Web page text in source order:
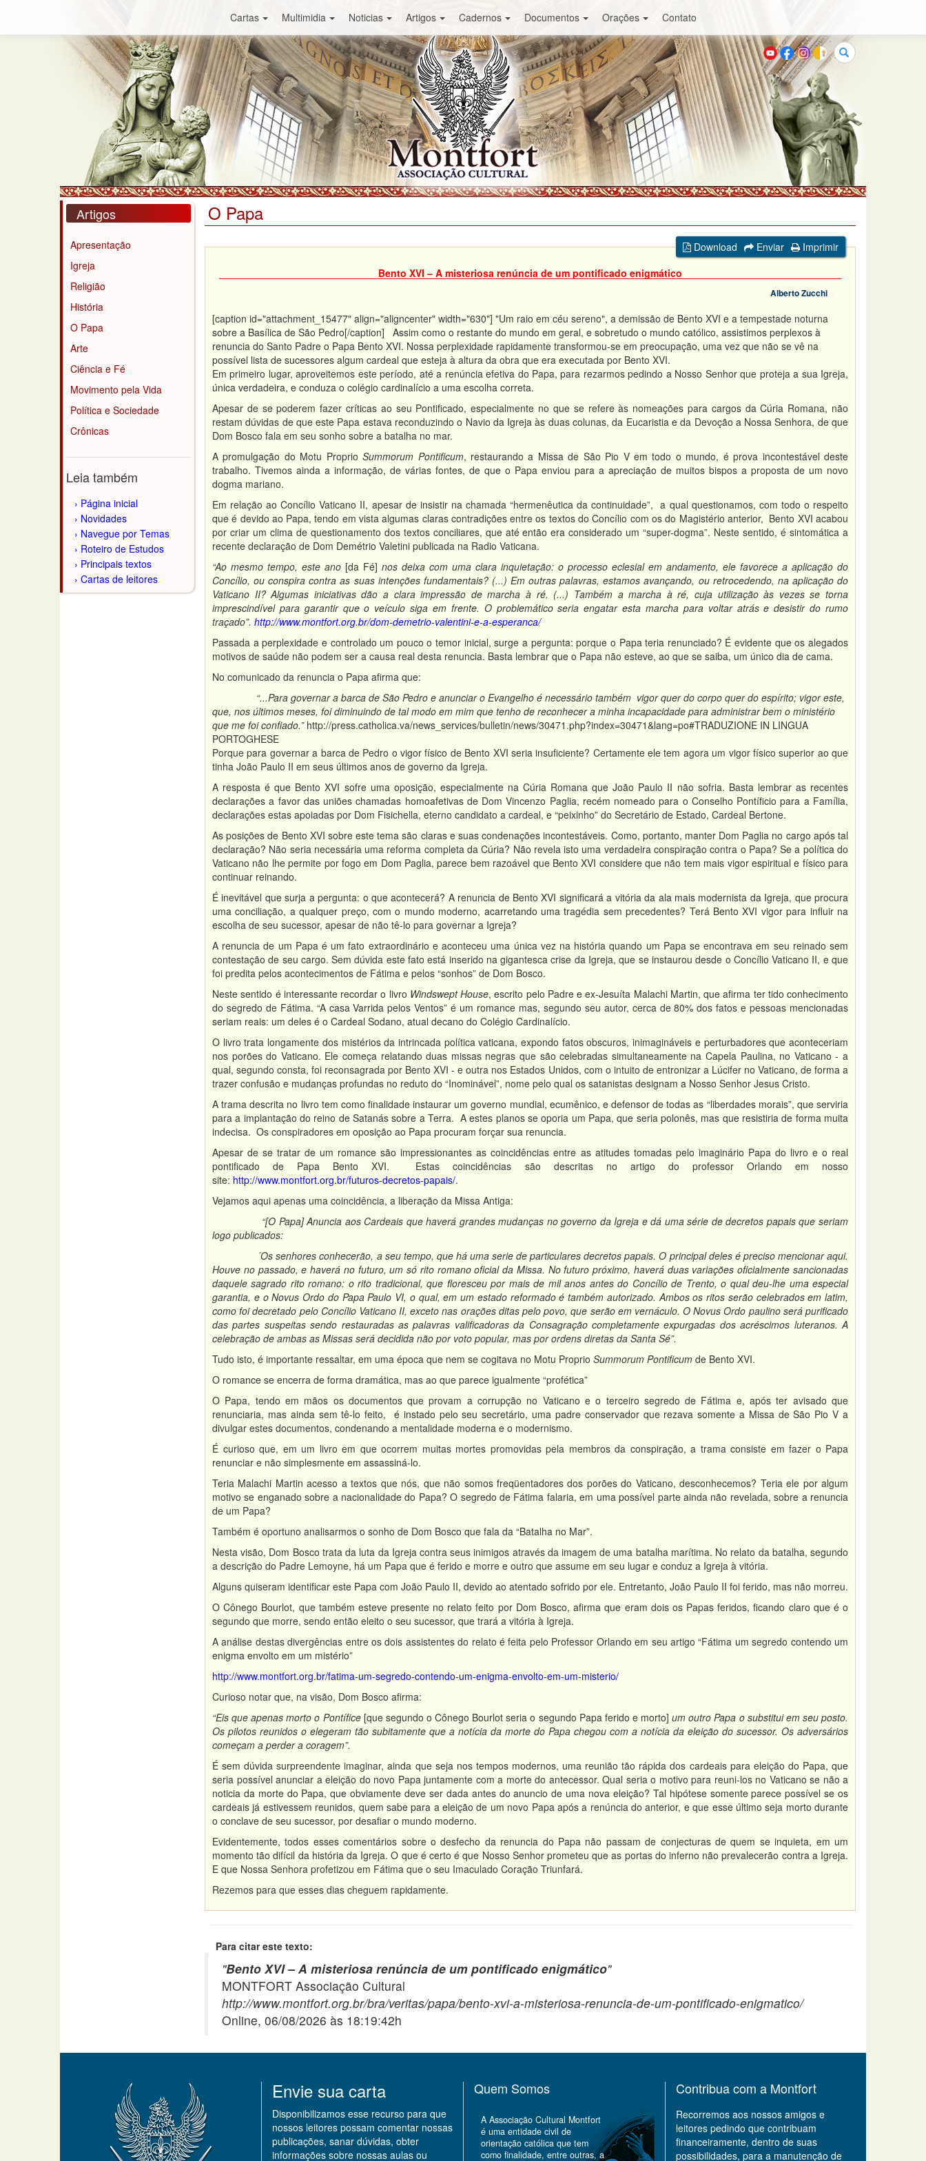
Cartas Multimidia Noticias Artigos Cadernos Documentos Orações Contato
Buscar
Artigos
Apresentação
Igreja
Religião
História
O Papa
Arte
Ciência e Fé
Movimento pela Vida
Política e Sociedade
Crônicas
Leia também
Página inicial
Novidades
Navegue por Temas
Roteiro de Estudos
Principais textos
Cartas de leitores
O Papa
Download Enviar
Imprimir
Bento XVI – A misteriosa renúncia de um pontificado enigmático
Alberto Zucchi
[caption id="attachment_15477" align="aligncenter" width="630"] "Um raio em céu sereno", a demissão de Bento XVI e a tempestade noturna
sobre a Basílica de São Pedro[/caption] Assim como o restante do mundo em geral, e sobretudo o mundo católico, assistimos perplexos à
renuncia do Santo Padre o Papa Bento XVI. Nossa perplexidade rapidamente transformou-se em preocupação, uma vez que não se vê na
possível lista de sucessores algum cardeal que esteja à altura da obra que era executada por Bento XVI.
Em primeiro lugar, aproveitemos este período, até a renúncia efetiva do Papa, para rezarmos pedindo a Nosso Senhor que proteja a sua Igreja,
única verdadeira, e conduza o colégio cardinalício a uma escolha correta.
Apesar de se poderem fazer críticas ao seu Pontificado, especialmente no que se refere às nomeações para cargos da Cúria Romana, não
restam dúvidas de que este Papa estava reconduzindo o Navio da Igreja às duas colunas, da Eucaristia e da Devoção a Nossa Senhora, de que
Dom Bosco fala em seu sonho sobre a batalha no mar.
A promulgação do Motu ProprioSummorum Pontificum, restaurando a Missa de São Pio V em todo o mundo, é prova incontestável deste
trabalho. Tivemos ainda a informação, de várias fontes, de que o Papa enviou para a apreciação de muitos bispos a proposta de um novo
dogma mariano.
Em relação ao Concílio Vaticano II, apesar de insistir na chamada “hermenêutica da continuidade”, a qual questionamos, com todo o respeito
que é devido ao Papa, tendo em vista algumas claras contradições entre os textos do Concílio com os do Magistério anterior, Bento XVI acabou
por criar um clima de questionamento dos textos conciliares, que até então era considerado um “super-dogma”. Neste sentido, é sintomática a
recente declaração de Dom Demétrio Valetini publicada na Radio Vaticana.
“Ao mesmo tempo, este ano [da Fé] nos deixa com uma clara inquietação: o processo eclesial em andamento, ele favorece a aplicação do
Concílio, ou conspira contra as suas intenções fundamentais? (...) Em outras palavras, estamos avançando, ou retrocedendo, na aplicação do
Vaticano II? Algumas iniciativas dão a clara impressão de marcha à ré. (...) Também a marcha à ré, cuja utilização às vezes se torna
imprescindível para garantir que o veículo siga em frente. O problemático seria engatar esta marcha para voltar atrás e desistir do rumo
traçado”. http://www.montfort.org.br/dom-demetrio-valentini-e-a-esperanca/
Passada a perplexidade e controlado um pouco o temor inicial, surge a pergunta: porque o Papa teria renunciado? É evidente que os alegados
motivos de saúde não podem ser a causa real desta renuncia. Basta lembrar que o Papa não esteve, ao que se saiba, um único dia de cama.
No comunicado da renuncia o Papa afirma que:
“...Para governar a barca de São Pedro e anunciar o Evangelho é necessário também vigor quer do corpo quer do espírito; vigor este,
que, nos últimos meses, foi diminuindo de tal modo em mim que tenho de reconhecer a minha incapacidade para administrar bem o ministério
que me foi confiado.” http://press.catholica.va/news_services/bulletin/news/30471.php?index=30471&lang=po#TRADUZIONE IN LINGUA
PORTOGHESE
Porque para governar a barca de Pedro o vigor físico de Bento XVI seria insuficiente? Certamente ele tem agora um vigor físico superior ao que
tinha João Paulo II em seus últimos anos de governo da Igreja.
A resposta é que Bento XVI sofre uma oposição, especialmente na Cúria Romana que João Paulo II não sofria. Basta lembrar as recentes
declarações a favor das uniões chamadas homoafetivas de Dom Vincenzo Paglia, recém nomeado para o Conselho Pontíficio para a Família,
declarações estas apoiadas por Dom Fisichella, eterno candidato a cardeal, e “peixinho” do Secretário de Estado, Cardeal Bertone.
As posições de Bento XVI sobre este tema são claras e suas condenações incontestáveis. Como, portanto, manter Dom Paglia no cargo após tal
declaração? Não seria necessária uma reforma completa da Cúria? Não revela isto uma verdadeira conspiração contra o Papa? Se a política do
Vaticano não lhe permite por fogo em Dom Paglia, parece bem razoável que Bento XVI considere que não tem mais vigor espiritual e físico para
continuar reinando.
É inevitável que surja a pergunta: o que acontecerá? A renuncia de Bento XVI significará a vitória da ala mais modernista da Igreja, que procura
uma conciliação, a qualquer preço, com o mundo moderno, acarretando uma tragédia sem precedentes? Terá Bento XVI vigor para influir na
escolha de seu sucessor, apesar de não tê-lo para governar a Igreja?
A renuncia de um Papa é um fato extraordinário e aconteceu uma única vez na história quando um Papa se encontrava em seu reinado sem
contestação de seu cargo. Sem dúvida este fato está inserido na gigantesca crise da Igreja, que se instaurou desde o Concílio Vaticano II, e que
foi predita pelos acontecimentos de Fátima e pelos “sonhos” de Dom Bosco.
Neste sentido é interessante recordar o livro Windswept House, escrito pelo Padre e ex-Jesuíta Malachi Martin, que afirma ter tido conhecimento
do segredo de Fátima. “A casa Varrida pelos Ventos” é um romance mas, segundo seu autor, cerca de 80% dos fatos e pessoas mencionadas
seriam reais: um deles é o Cardeal Sodano, atual decano do Colégio Cardinalício.
O livro trata longamente dos mistérios da intrincada política vaticana, expondo fatos obscuros, inimagináveis e perturbadores que aconteceriam
nos porões do Vaticano. Ele começa relatando duas missas negras que são celebradas simultaneamente na Capela Paulina, no Vaticano - a
qual, segundo consta, foi reconsagrada por Bento XVI - e outra nos Estados Unidos, com o intuito de entronizar a Lúcifer no Vaticano, de forma a
trazer confusão e mudanças profundas no reduto do “Inominável”, nome pelo qual os satanistas designam a Nosso Senhor Jesus Cristo.
A trama descrita no livro tem como finalidade instaurar um governo mundial, ecumênico, e defensor de todas as “liberdades morais”, que serviria
para a implantação do reino de Satanás sobre a Terra. A estes planos se oporia um Papa, que seria polonês, mas que resistiria de forma muita
indecisa. Os conspiradores em oposição ao Papa procuram forçar sua renuncia.
Apesar de se tratar de um romance são impressionantes as coincidências entre as atitudes tomadas pelo imaginário Papa do livro e o real
pontificado de Papa Bento XVI. Estas coincidências são descritas no artigo do professor Orlando em nosso
site: http://www.montfort.org.br/futuros-decretos-papais/.
Vejamos aqui apenas uma coincidência, a liberação da Missa Antiga:
“[O Papa] Anuncia aos Cardeais que haverá grandes mudanças no governo da Igreja e dá uma série de decretos papais que seriam
logo publicados:
´Os senhores conhecerão, a seu tempo, que há uma serie de particulares decretos papais. O principal deles é preciso mencionar aqui.
Houve no passado, e haverá no futuro, um só rito romano oficial da Missa. No futuro próximo, haverá duas variações oficialmente sancionadas
daquele sagrado rito romano: o rito tradicional, que floresceu por mais de mil anos antes do Concílio de Trento, o qual deu-lhe uma especial
garantia, e o Novus Ordo do Papa Paulo VI, o qual, em um estado reformado é também autorizado. Ambos os ritos serão celebrados em latim,
como foi decretado pelo Concílio Vaticano II, exceto nas orações ditas pelo povo, que serão em vernáculo. O Novus Ordo paulino será purificado
das partes suspeitas sendo restauradas as palavras valificadoras da Consagração completamente expurgadas dos acréscimos luteranos. A
celebração de ambas as Missas será decidida não por voto popular, mas por ordens diretas da Santa Sé”.
Tudo isto, é importante ressaltar, em uma época que nem se cogitava no Motu Proprio Summorum Pontificum de Bento XVI.
O romance se encerra de forma dramática, mas ao que parece igualmente “profética”
O Papa, tendo em mãos os documentos que provam a corrupção no Vaticano e o terceiro segredo de Fátima e, após ter avisado que
renunciaria, mas ainda sem tê-lo feito, é instado pelo seu secretário, uma padre conservador que rezava somente a Missa de São Pio V a
divulgar estes documentos, condenando a mentalidade moderna e o modernismo.
É curioso que, em um livro em que ocorrem muitas mortes promovidas pela membros da conspiração, a trama consiste em fazer o Papa
renunciar e não simplesmente em assassiná-lo.
Teria Malachi Martin acesso a textos que nós, que não somos freqüentadores dos porões do Vaticano, desconhecemos? Teria ele por algum
motivo se enganado sobre a nacionalidade do Papa? O segredo de Fátima falaria, em uma possível parte ainda não revelada, sobre a renuncia
de um Papa?
Também é oportuno analisarmos o sonho de Dom Bosco que fala da “Batalha no Mar”.
Nesta visão, Dom Bosco trata da luta da Igreja contra seus inimigos através da imagem de uma batalha marítima. No relato da batalha, segundo
a descrição do Padre Lemoyne, há um Papa que é ferido e morre e outro que assume em seu lugar e conduz a Igreja à vitória.
Alguns quiseram identificar este Papa com João Paulo II, devido ao atentado sofrido por ele. Entretanto, João Paulo II foi ferido, mas não morreu.
O Cônego Bourlot, que também esteve presente no relato feito por Dom Bosco, afirma que eram dois os Papas feridos, ficando claro que é o
segundo que morre, sendo então eleito o seu sucessor, que trará a vitória à Igreja.
A análise destas divergências entre os dois assistentes do relato é feita pelo Professor Orlando em seu artigo “Fátima um segredo contendo um
enigma envolto em um mistério”
http://www.montfort.org.br/fatima-um-segredo-contendo-um-enigma-envolto-em-um-misterio/
Curioso notar que, na visão, Dom Bosco afirma:
“Eis que apenas morto o Pontífice [que segundo o Cônego Bourlot seria o segundo Papa ferido e morto] um outro Papa o substitui em seu posto.
Os pilotos reunidos o elegeram tão subitamente que a notícia da morte do Papa chegou com a notícia da eleição do sucessor. Os adversários
começam a perder a coragem”.
É sem dúvida surpreendente imaginar, ainda que seja nos tempos modernos, uma reunião tão rápida dos cardeais para eleição do Papa, que
seria possível anunciar a eleição do novo Papa juntamente com a morte do antecessor. Qual seria o motivo para reuni-los no Vaticano se não a
noticia da morte do Papa, que obviamente deve ser dada antes do anuncio de uma nova eleição? Tal hipótese somente parece possível se os
cardeais já estivessem reunidos, quem sabe para a eleição de um novo Papa após a renúncia do anterior, e que esse último seja morto durante
o conclave de seu sucessor, por desafiar o mundo moderno.
Evidentemente, todos esses comentários sobre o desfecho da renuncia do Papa não passam de conjecturas de quem se inquieta, em um
momento tão difícil da história da Igreja. O que é certo é que Nosso Senhor prometeu que as portas do inferno não prevalecerão contra a Igreja.
E que Nossa Senhora profetizou em Fátima que o seu Imaculado Coração Triunfará.
Rezemos para que esses dias cheguem rapidamente.
Para citar este texto:
"Bento XVI – A misteriosa renúncia de um pontificado enigmático"
MONTFORT Associação Cultural
http://www.montfort.org.br/bra/veritas/papa/bento-xvi-a-misteriosa-renuncia-de-um-pontificado-enigmatico/
Online, 06/08/2026 às 18:19:42h
Envie sua carta
Disponibilizamos esse recurso para que
nossos leitores possam comentar nossas
publicações, sanar dúvidas, obter
informações sobre nossas aulas ou
Quem Somos
A Associação Cultural Montfort
é uma entidade civil de
orientação católica que tem
como finalidade, entre outras, a
Contribua com a Montfort
Recorremos aos nossos amigos e
leitores pedindo que contribuam
financeiramente, dentro de suas
possibilidades, para a manutenção de